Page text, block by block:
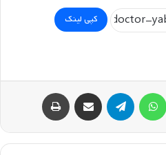
کپی لینک
پینتریست تلگرام اشتراک گذاری با ایمیل